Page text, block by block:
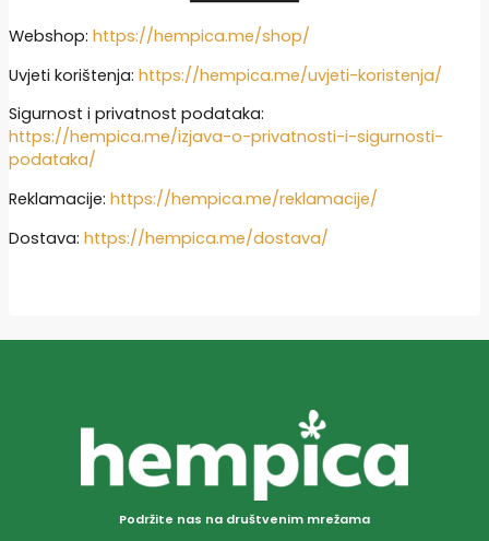
Webshop: https://hempica.me/shop/
Uvjeti korištenja: https://hempica.me/uvjeti-koristenja/
Sigurnost i privatnost podataka:
https://hempica.me/izjava-o-privatnosti-i-sigurnosti-
podataka/
Reklamacije: https://hempica.me/reklamacije/
Dostava: https://hempica.me/dostava/
Podržite nas na društvenim mrežama